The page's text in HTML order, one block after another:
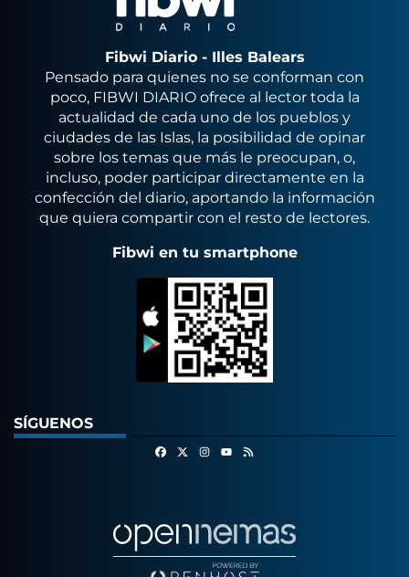
Fibwi Diario - Illes Balears
Pensado para quienes no se conforman con
poco, FIBWI DIARIO ofrece al lector toda la
actualidad de cada uno de los pueblos y
ciudades de las Islas, la posibilidad de opinar
sobre los temas que más le preocupan, o,
incluso, poder participar directamente en la
confección del diario, aportando la información
que quiera compartir con el resto de lectores.
Fibwi en tu smartphone
SÍGUENOS
FacebookInstagram